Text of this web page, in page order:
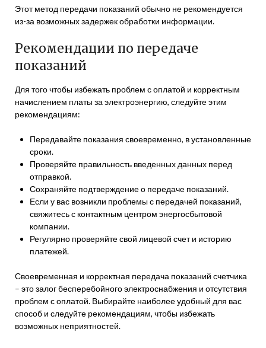
Этот метод передачи показаний обычно не рекомендуется
из-за возможных задержек обработки информации.
Рекомендации по передаче
показаний
Для того чтобы избежать проблем с оплатой и корректным
начислением платы за электроэнергию, следуйте этим
рекомендациям:
Передавайте показания своевременно, в установленные
сроки.
Проверяйте правильность введенных данных перед
отправкой.
Сохраняйте подтверждение о передаче показаний.
Если у вас возникли проблемы с передачей показаний,
свяжитесь с контактным центром энергосбытовой
компании.
Регулярно проверяйте свой лицевой счет и историю
платежей.
Своевременная и корректная передача показаний счетчика
– это залог бесперебойного электроснабжения и отсутствия
проблем с оплатой. Выбирайте наиболее удобный для вас
способ и следуйте рекомендациям, чтобы избежать
возможных неприятностей.